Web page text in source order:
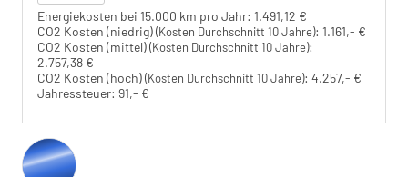
Energiekosten bei 15.000 km pro Jahr: 1.491,12 €
CO2 Kosten (niedrig)(Kosten Durchschnitt 10 Jahre): 1.161,- €
CO2 Kosten (mittel)(Kosten Durchschnitt 10 Jahre):
2.757,38 €
CO2 Kosten (hoch)(Kosten Durchschnitt 10 Jahre): 4.257,- €
Jahressteuer: 91,- €